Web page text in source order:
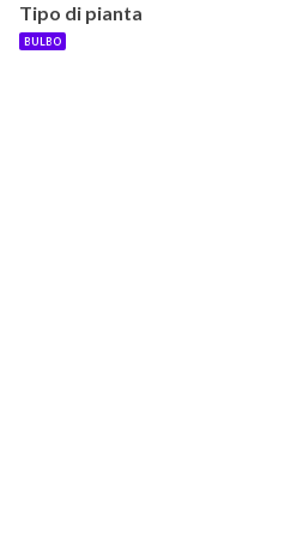
Tipo di pianta
BULBO